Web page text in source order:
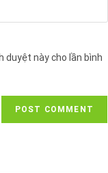
duyệt này cho lần bình